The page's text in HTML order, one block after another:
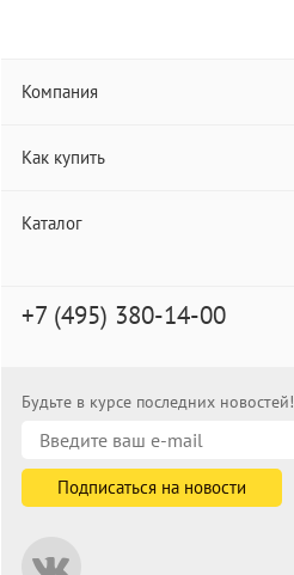
Компания
Как купить
Каталог
+7 (495) 380-14-00
Будьте в курсе последних новостей!